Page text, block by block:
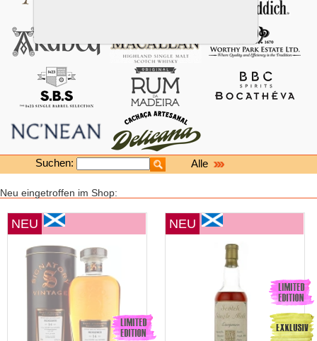
Suchen: Alle
Neu eingetroffen im Shop:
NEU NEU